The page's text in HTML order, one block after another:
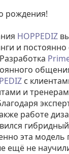
рождения!
HOPPEDIZ
и
с
и
работе
эта модель
ещё не